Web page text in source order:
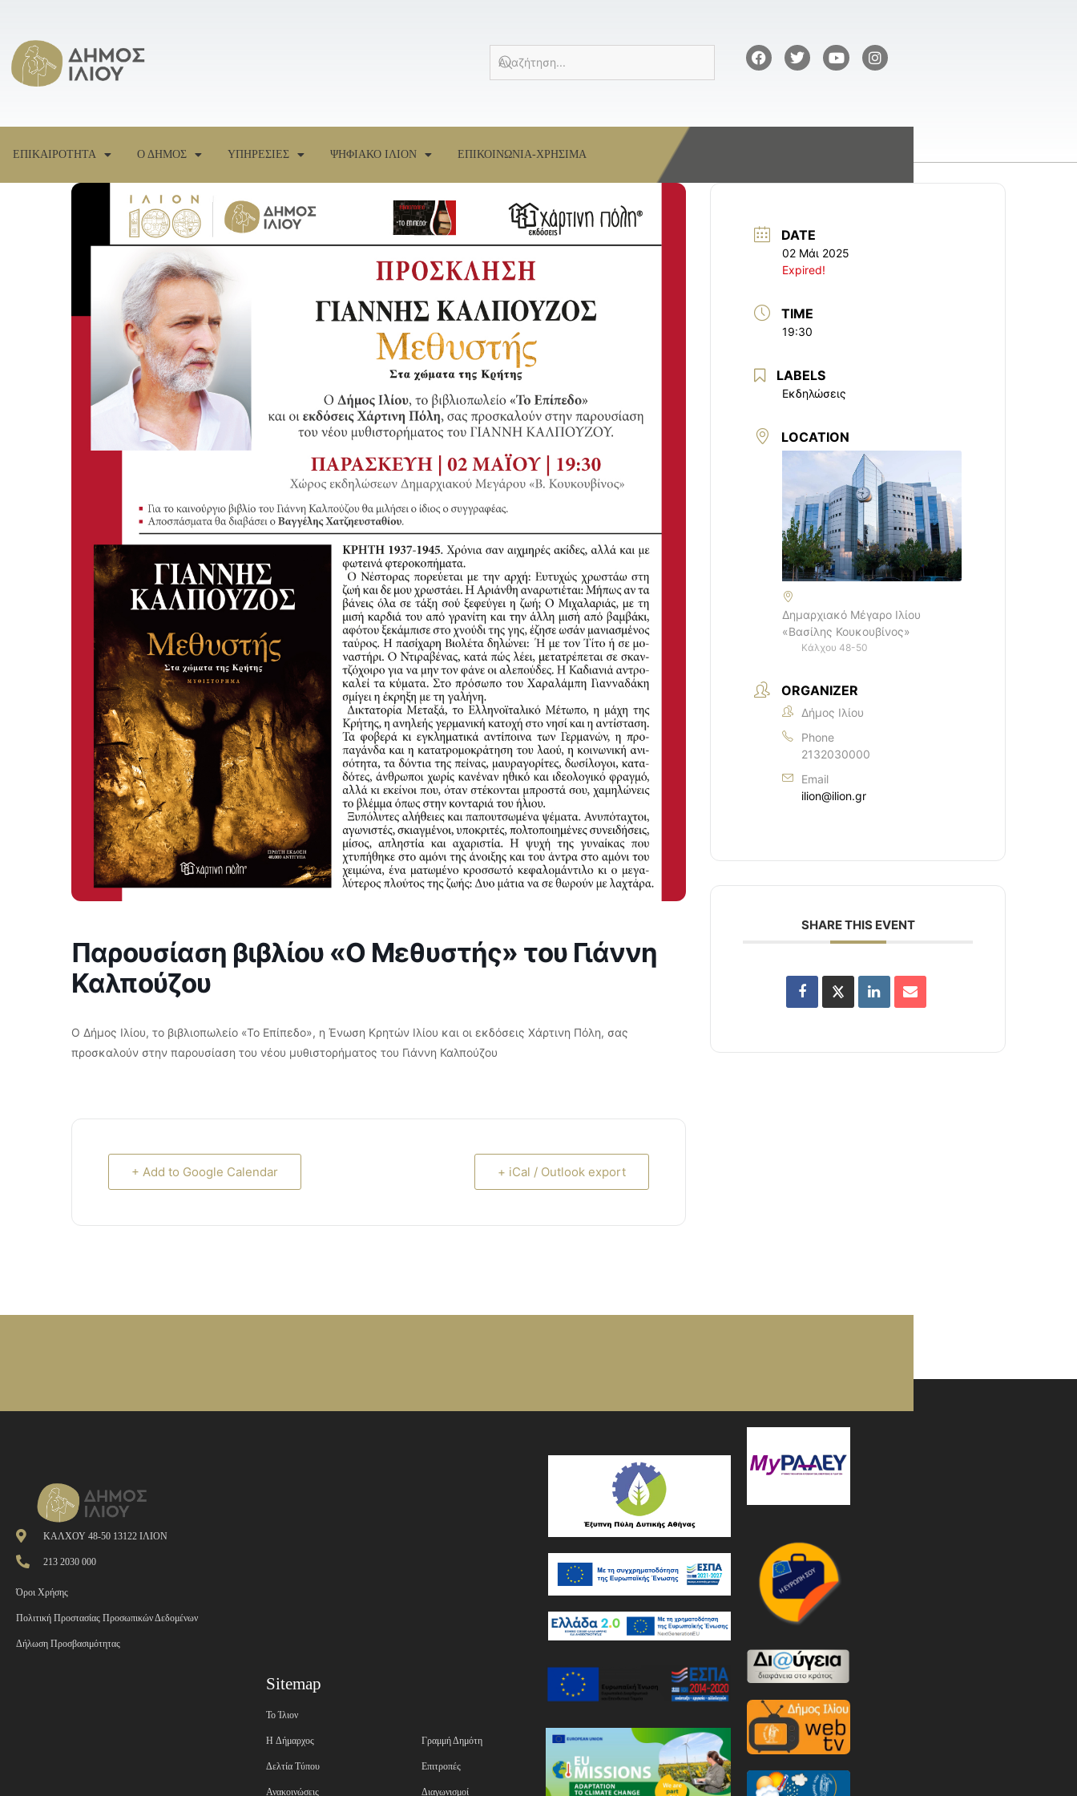
ΕΠΙΚΑΙΡΟΤΗΤΑ Ο ΔΗΜΟΣ ΥΠΗΡΕΣΙΕΣ ΨΗΦΙΑΚΟ ΙΛΙΟΝ ΕΠΙΚΟΙΝΩΝΙΑ-ΧΡΗΣΙΜΑ
Παρουσίαση βιβλίου «Ο Μεθυστής» του Γιάννη
Καλπούζου
Ο Δήμος Ιλίου, το βιβλιοπωλείο «Το Επίπεδο», η Ένωση Κρητών Ιλίου και οι εκδόσεις Χάρτινη Πόλη, σας
προσκαλούν στην παρουσίαση του νέου μυθιστορήματος του Γιάννη Καλπούζου
+ Add to Google Calendar + iCal / Outlook export
DATE
02 Μάι 2025
Expired!
TIME
19:30
LABELS
Εκδηλώσεις
LOCATION
Δημαρχιακό Μέγαρο Ιλίου
«Βασίλης Κουκουβίνος»
Κάλχου 48-50
ORGANIZER
Δήμος Ιλίου
Phone
2132030000
Email
ilion@ilion.gr
SHARE THIS EVENT
ΚΑΛΧΟΥ 48-50 13122 ΙΛΙΟΝ
213 2030 000
Όροι Χρήσης
Πολιτική Προστασίας Προσωπικών Δεδομένων
Δήλωση Προσβασιμότητας
Sitemap
Το Ίλιον
H Δήμαρχος
Δελτία Τύπου
Ανακοινώσεις
Γραμμή Δημότη
Επιτροπές
Διαγωνισμοί